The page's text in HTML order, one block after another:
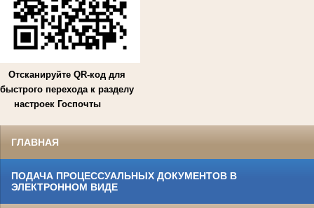
Отсканируйте QR-код для
быстрого перехода к разделу
настроек Госпочты
ГЛАВНАЯ
ПОДАЧА ПРОЦЕССУАЛЬНЫХ ДОКУМЕНТОВ В
ЭЛЕКТРОННОМ ВИДЕ